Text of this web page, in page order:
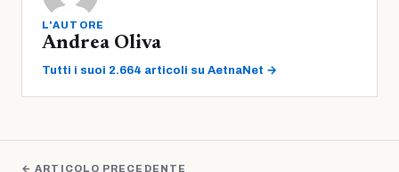
L'AUTORE
Andrea Oliva
Tutti i suoi 2.664 articoli su AetnaNet →
← ARTICOLO PRECEDENTE